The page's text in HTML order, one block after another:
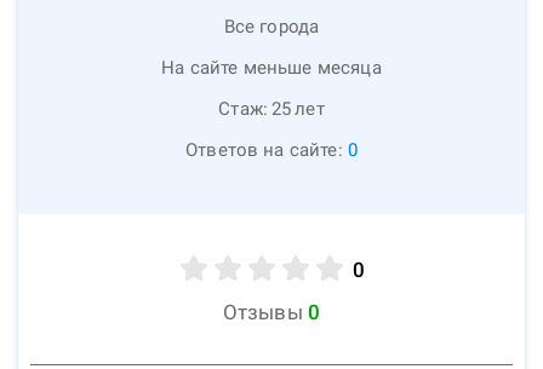
Все города
На сайте меньше месяца
Стаж: 25лет
Ответов на сайте: 0
0
Отзывы 0